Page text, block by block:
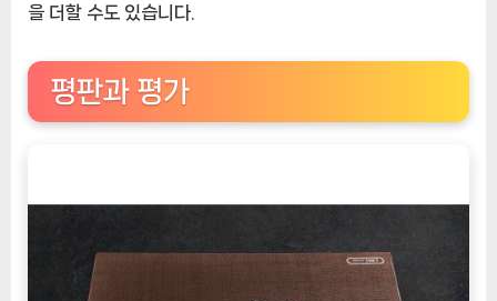
을 더할 수도 있습니다.
평판과 평가